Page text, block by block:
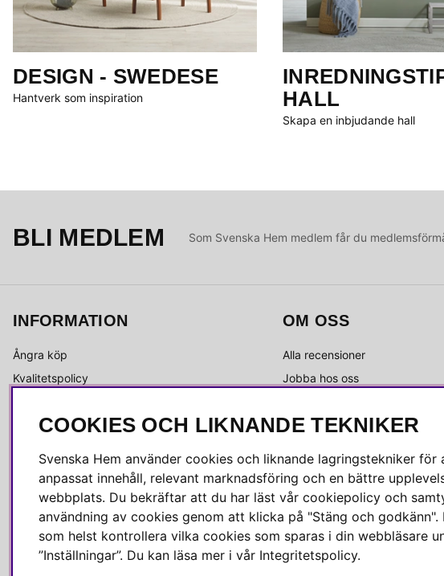
DESIGN - SWEDESE
Hantverk som inspiration
HALL
Skapa en inbjudande hall
BLI MEDLEM Som Svenska Hem medlem får du
INFORMATION
Ångra köp
Kvalitetspolicy
Köpvillkor
Reklamation & retur
Skötselråd
OM OSS
Alla recensioner
Jobba hos oss
Kundservice
Press & media
COOKIES OCH LIKNANDE TEKNIKER
Svenska Hem använder cookies och liknande lagringstekniker för
anpassat innehåll, relevant marknadsföring och en bättre
webbplats. Du bekräftar att du har läst vår cookiepolicy och
användning av cookies genom att klicka på "Stäng och godkänn".
som helst kontrollera vilka cookies som sparas i din webbläsare
”Inställningar”. Du kan läsa mer i vår Integritetspolicy.